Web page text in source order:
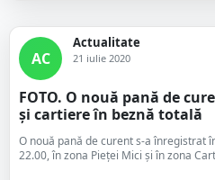
AC
Actualitate
21 iulie 2020
FOTO. O nouă pană de
și cartiere în beznă totală
O nouă pană de curent s-a înregistrat
22.00, în zona Pieței Mici și în zona